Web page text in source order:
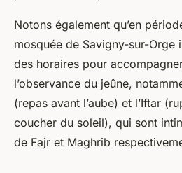
Notons également qu’en
mosquée de Savigny-sur-Orge
des horaires pour
l’observance du jeûne,
(repas avant l’aube) et l’Iftar
coucher du soleil), qui sont
de Fajr et Maghrib